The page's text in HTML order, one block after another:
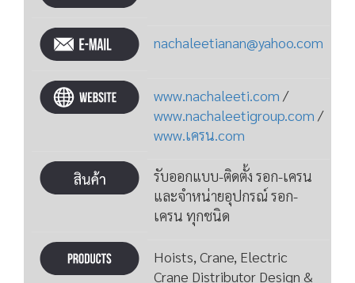
nachaleetianan@yahoo.com
www.nachaleeti.com /
www.nachaleetigroup.com /
www.เครน.com
รับออกแบบ-ติดตั้ง รอก-เครน
และจำหน่ายอุปกรณ์ รอก-
เครน ทุกชนิด
Hoists, Crane, Electric
Crane Distributor Design &